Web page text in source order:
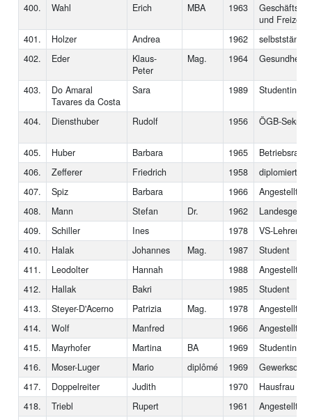
400.
Wahl Erich MBA 1963
und Freizeit
401.
Holzer Andrea 1962
selbstständig
402.
Eder
Klaus-
Peter
Mag. 1964
403.
Do Amaral
Tavares da Costa
Sara 1989 Studentin
404. Diensthuber Rudolf 1956 ÖGB-
405. Huber Barbara 1965
406.
Zefferer Friedrich 1958
diplomierter
407.
Spiz Barbara 1966
Angestellte
408.
Mann Stefan Dr. 1962
409.
Schiller Ines 1978
VS-Lehrerin
410.
Halak Johannes Mag. 1987
Student
411.
Leodolter Hannah 1988
Angestellte
412.
Hallak Bakri 1985
Student
413.
Steyer-D'Acerno Patrizia Mag. 1978
Angestellte
414.
Wolf Manfred 1966
Angestellter
415.
Mayrhofer Martina BA 1969
Studentin
416.
Moser-Luger Mario diplômé 1969
417.
Doppelreiter Judith 1970
Hausfrau
418.
Triebl Rupert 1961
Angestellter